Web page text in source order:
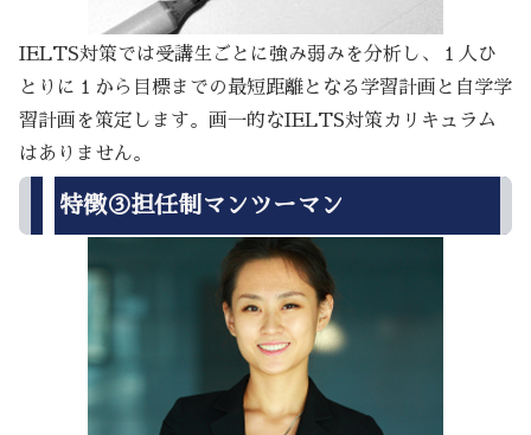
IELTS対策では受講生ごとに強み弱みを分析し、１人ひ
とりに１から目標までの最短距離となる学習計画と自学学
習計画を策定します。画一的なIELTS対策カリキュラム
はありません。
特徴③担任制マンツーマン